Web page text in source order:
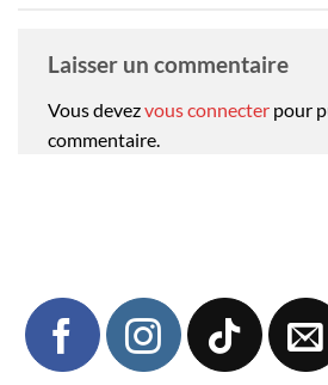
Laisser un commentaire
Vous devezvous connecter pour
commentaire.